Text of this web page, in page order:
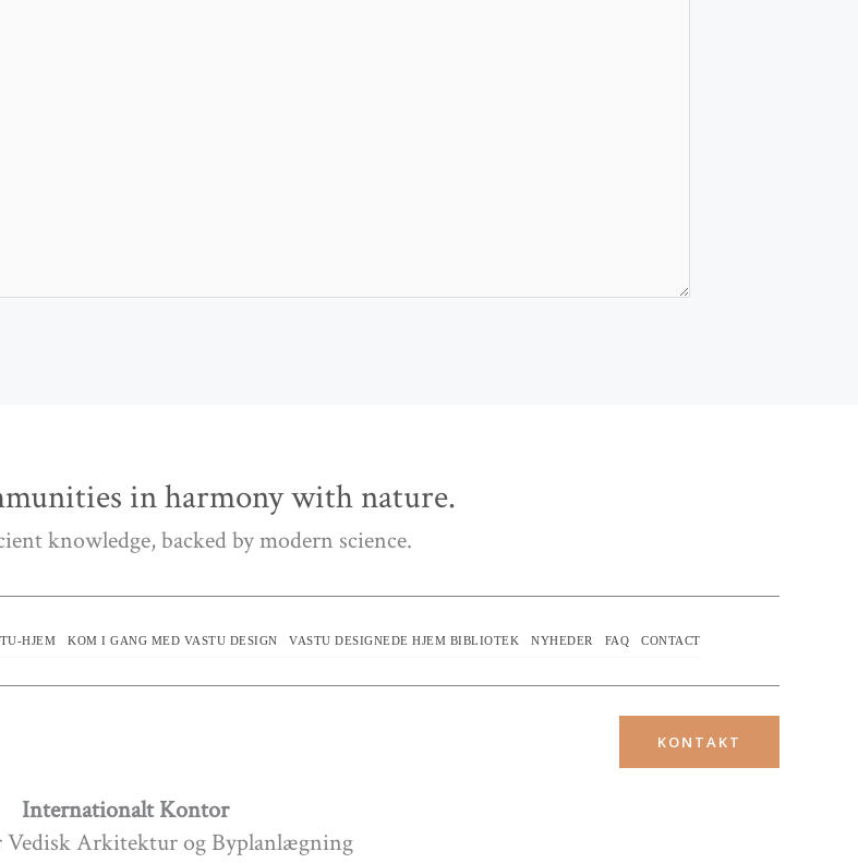
in harmony with nature.
knowledge, backed by modern science.
HJEM KOM I GANG MED VASTU DESIGN VASTU DESIGNEDE HJEM BIBLIOTEK NYHEDER FAQ CONTACT
KONTAKT
Internationalt Kontor
Arkitektur og Byplanlægning